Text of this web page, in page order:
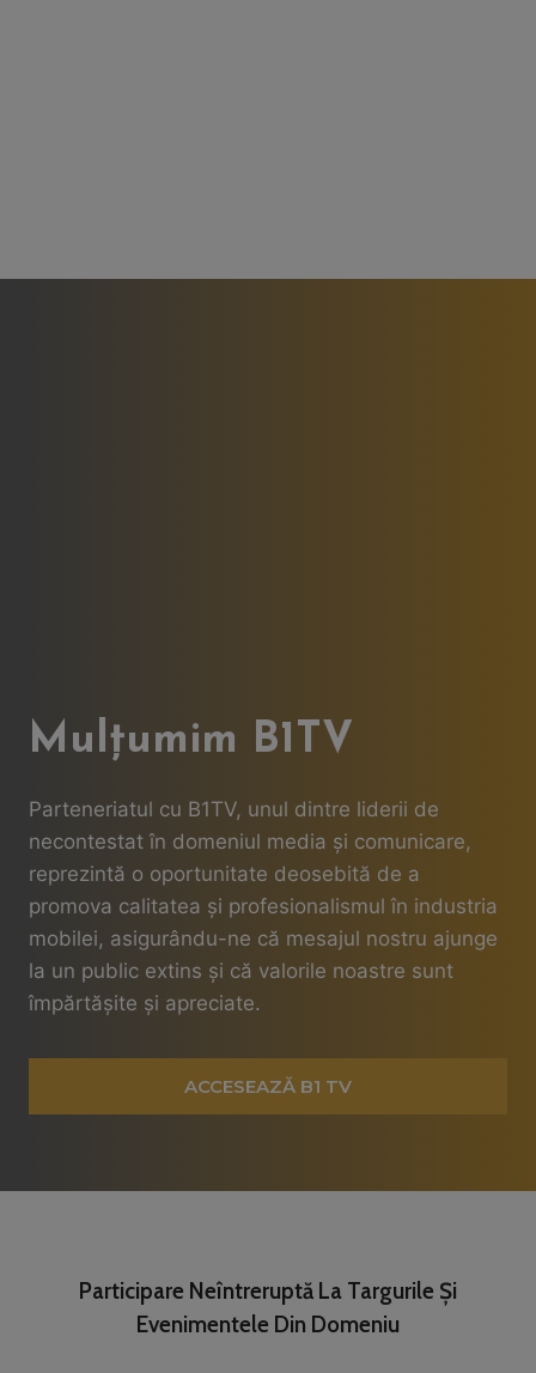
Mulțumim B1TV
Parteneriatul cu B1TV, unul dintre liderii de
necontestat în domeniul media și comunicare,
reprezintă o oportunitate deosebită de a
promova calitatea și profesionalismul în industria
mobilei, asigurându-ne că mesajul nostru ajunge
la un public extins și că valorile noastre sunt
împărtășite și apreciate.
ACCESEAZĂ B1 TV
Participare Neîntreruptă La Targurile Și
Evenimentele Din Domeniu